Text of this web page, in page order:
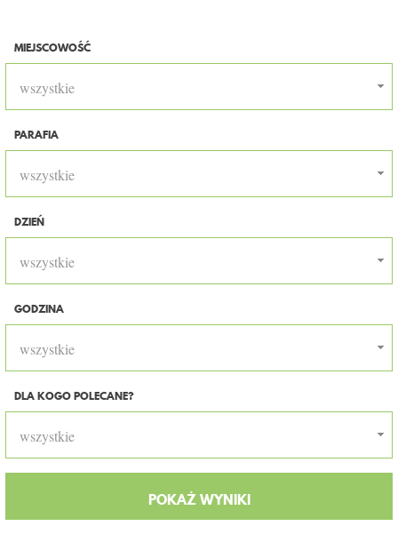
MIEJSCOWOŚĆ
wszystkie
PARAFIA
wszystkie
DZIEŃ
wszystkie
GODZINA
wszystkie
DLA KOGO POLECANE?
wszystkie